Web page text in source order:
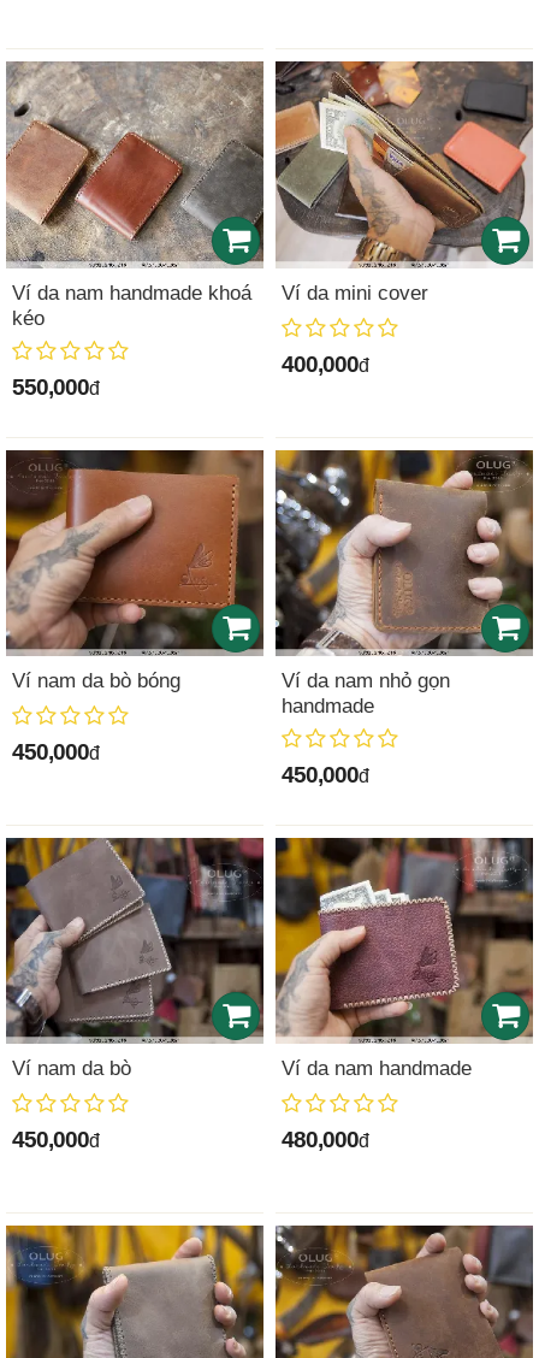
Ví da nam handmade khoá
kéo
550,000đ
Ví da mini cover
400,000đ
Ví nam da bò bóng
450,000đ
Ví da nam nhỏ gọn
handmade
450,000đ
Ví nam da bò
450,000đ
Ví da nam handmade
480,000đ